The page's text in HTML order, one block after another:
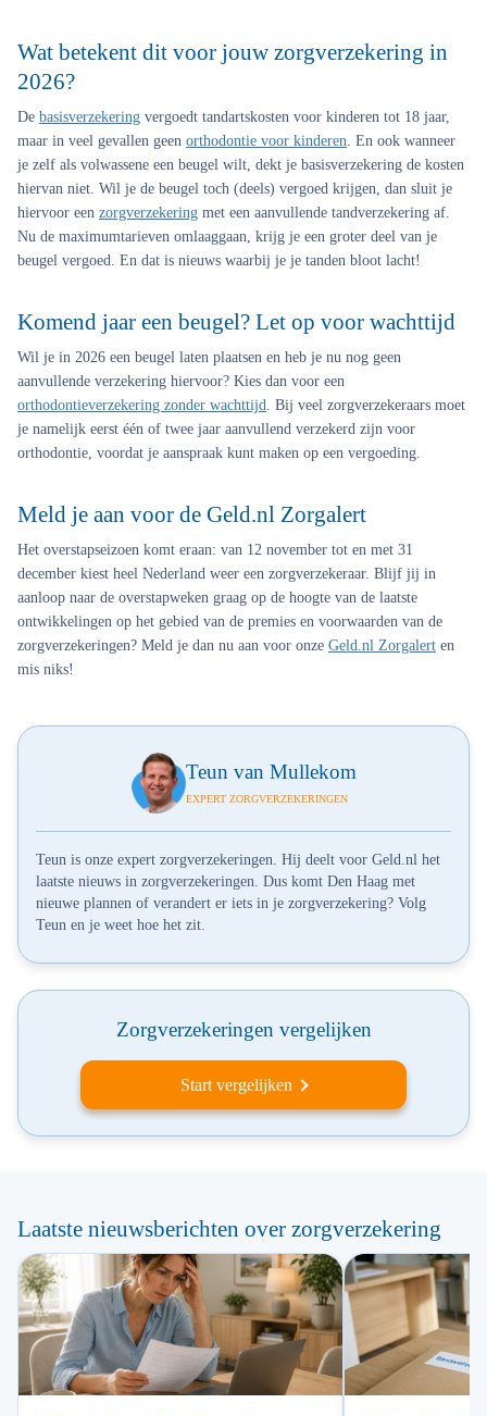
Wat betekent dit voor jouw zorgverzekering in
2026?
De basisverzekering vergoedt tandartskosten voor kinderen tot 18 jaar,
maar in veel gevallen geen orthodontie voor kinderen. En ook wanneer
je zelf als volwassene een beugel wilt, dekt je basisverzekering de kosten
hiervan niet. Wil je de beugel toch (deels) vergoed krijgen, dan sluit je
hiervoor een zorgverzekering met een aanvullende tandverzekering af.
Nu de maximumtarieven omlaaggaan, krijg je een groter deel van je
beugel vergoed. En dat is nieuws waarbij je je tanden bloot lacht!
Komend jaar een beugel? Let op voor wachttijd
Wil je in 2026 een beugel laten plaatsen en heb je nu nog geen
aanvullende verzekering hiervoor? Kies dan voor een
orthodontieverzekering zonder wachttijd. Bij veel zorgverzekeraars moet
je namelijk eerst één of twee jaar aanvullend verzekerd zijn voor
orthodontie, voordat je aanspraak kunt maken op een vergoeding.
Meld je aan voor de Geld.nl Zorgalert
Het overstapseizoen komt eraan: van 12 november tot en met 31
december kiest heel Nederland weer een zorgverzekeraar. Blijf jij in
aanloop naar de overstapweken graag op de hoogte van de laatste
ontwikkelingen op het gebied van de premies en voorwaarden van de
zorgverzekeringen? Meld je dan nu aan voor onze Geld.nl Zorgalert en
mis niks!
Teun van Mullekom
EXPERT ZORGVERZEKERINGEN
Teun is onze expert zorgverzekeringen. Hij deelt voor Geld.nl het
laatste nieuws in zorgverzekeringen. Dus komt Den Haag met
nieuwe plannen of verandert er iets in je zorgverzekering? Volg
Teun en je weet hoe het zit.
Zorgverzekeringen vergelijken
Start vergelijken
Laatste nieuwsberichten over zorgverzekering